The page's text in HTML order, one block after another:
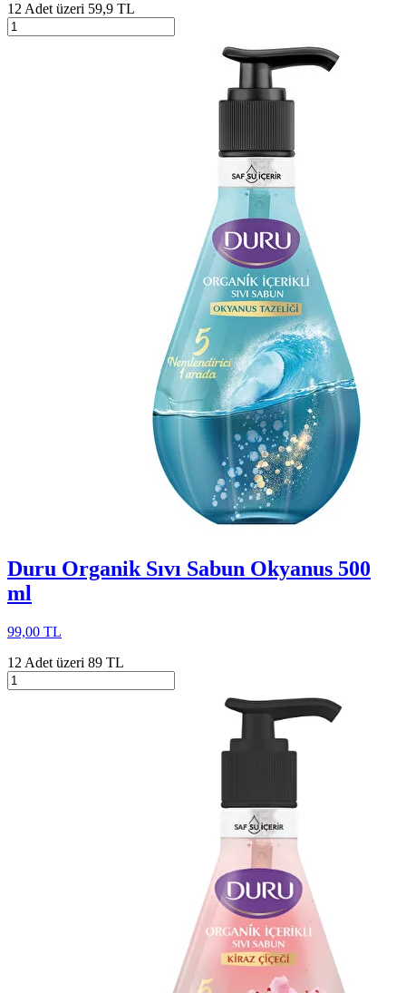
12 Adet üzeri 59,9 TL
Duru Organik Sıvı Sabun Okyanus 500
ml
99,00 TL
12 Adet üzeri 89 TL